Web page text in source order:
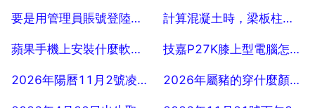
2025-07-29 2025-07-29
要是用管理員賬號登陸是什麼意思
2025-07-29
計算混凝土時，梁板柱的計算順序是什麼？
2025-07-29
蘋果手機上安裝什麼軟體可以開啟word和excel
2025-07-29
技嘉P27K膝上型電腦怎麼樣
2025-07-29
2026年陽曆11月2號凌晨12點35分出生的女孩姓李取什麼名字好
2025-07-29
2026年屬豬的穿什麼顏色好
2025-07-29